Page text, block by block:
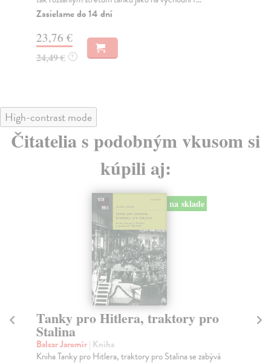
Zasielame do 14 dní
23,76 €
24,49 € ?
High-contrast mode
Čitatelia s podobným vkusom si
kúpili aj:
na sklade
Tanky pro Hitlera, traktory pro
Stalina
Balcar Jaromír| Kniha
Kniha Tanky pro Hitlera, traktory pro Stalina se zabývá